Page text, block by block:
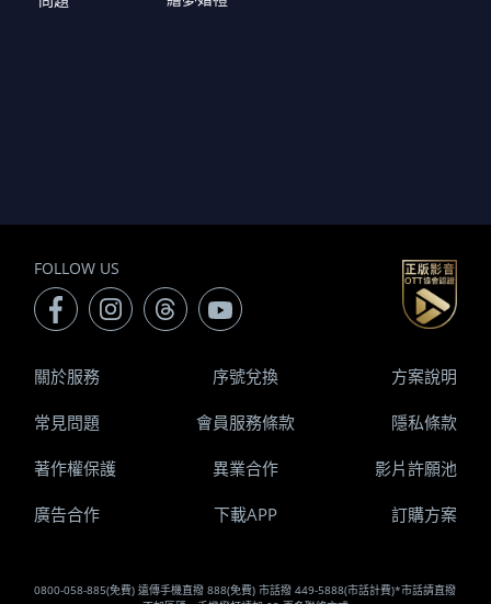
FOLLOW US
0800-058-885(免費) 遠傳手機直撥 888(免費) 市話撥 449-5888(市話計費)*市話請直撥
關於服務 序號兌換 方案說明
常見問題 會員服務條款 隱私條款
著作權保護 異業合作 影片許願池
廣告合作 下載APP 訂購方案